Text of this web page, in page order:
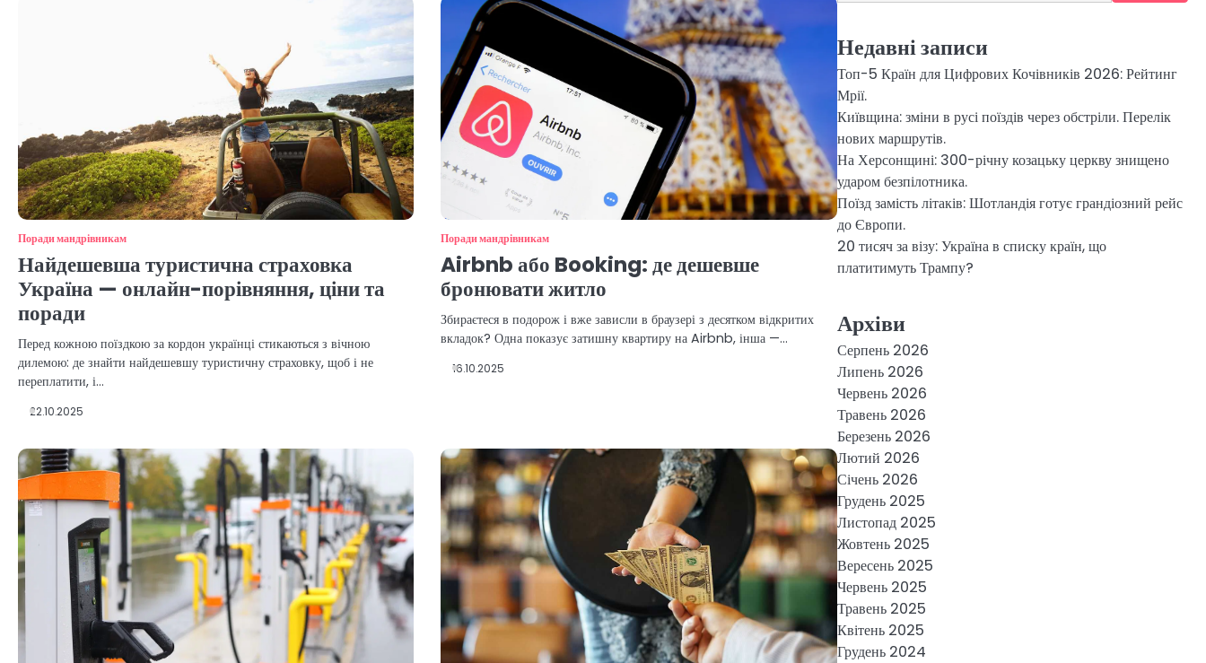
Поради мандрівникам
Найдешевша туристична страховка
Україна — онлайн-порівняння, ціни та
поради
Перед кожною поїздкою за кордон українці стикаються з вічною
дилемою: де знайти найдешевшу туристичну страховку, щоб і не
переплатити, і…
22.10.2025
Поради мандрівникам
Airbnb або Booking: де дешевше
бронювати житло
Збираєтеся в подорож і вже зависли в браузері з десятком відкритих
вкладок? Одна показує затишну квартиру на Airbnb, інша —…
16.10.2025
Недавні записи
Топ-5 Країн для Цифрових Кочівників 2026: Рейтинг
Мрії.
Київщина: зміни в русі поїздів через обстріли. Перелік
нових маршрутів.
На Херсонщині: 300-річну козацьку церкву знищено
ударом безпілотника.
Поїзд замість літаків: Шотландія готує грандіозний рейс
до Європи.
20 тисяч за візу: Україна в списку країн, що
платитимуть Трампу?
Архіви
Серпень 2026
Липень 2026
Червень 2026
Травень 2026
Березень 2026
Лютий 2026
Січень 2026
Грудень 2025
Листопад 2025
Жовтень 2025
Вересень 2025
Червень 2025
Травень 2025
Квітень 2025
Грудень 2024